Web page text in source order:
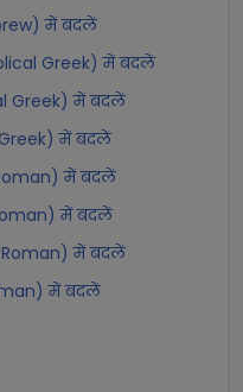
में बदलें
Greek) में बदलें
Greek) में बदलें
में बदलें
में बदलें
में बदलें
Roman) में बदलें
में बदलें